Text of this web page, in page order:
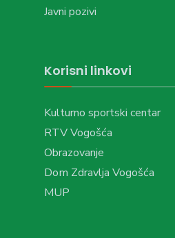
Javni pozivi
Korisni linkovi
Kulturno sportski centar
RTV Vogošća
Obrazovanje
Dom Zdravlja Vogošća
MUP